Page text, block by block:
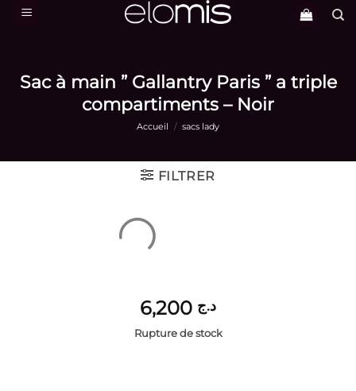
Passer
Sac à main ” Gallantry Paris ” a triple
compartiments – Noir
Accueil / sacs lady
FILTRER
د.ج
Rupture de stock